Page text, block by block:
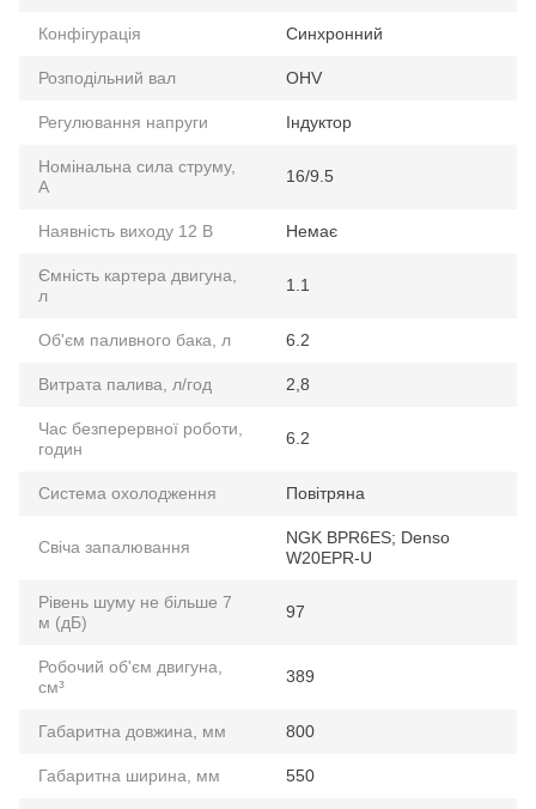
Конфігурація Синхронний
Розподільний вал OHV
Регулювання напруги Індуктор
Номінальна сила струму,
А
16/9.5
Наявність виходу 12 В Немає
Ємність картера двигуна,
л
1.1
Об'єм паливного бака, л 6.2
Витрата палива, л/год 2,8
Час безперервної роботи,
годин
6.2
Система охолодження Повітряна
Свіча запалювання
NGK BPR6ES; Denso
W20EPR-U
Рівень шуму не більше 7
м (дБ)
97
Робочий об'єм двигуна,
см³
389
Габаритна довжина, мм 800
Габаритна ширина, мм 550